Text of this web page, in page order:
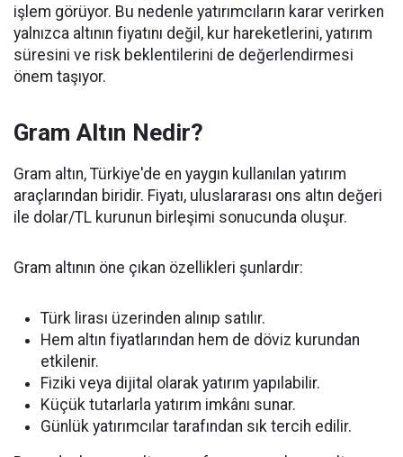
işlem görüyor. Bu nedenle yatırımcıların karar verirken
yalnızca altının fiyatını değil, kur hareketlerini, yatırım
süresini ve risk beklentilerini de değerlendirmesi
önem taşıyor.
Gram Altın Nedir?
Gram altın, Türkiye'de en yaygın kullanılan yatırım
araçlarından biridir. Fiyatı, uluslararası ons altın değeri
ile dolar/TL kurunun birleşimi sonucunda oluşur.
Gram altının öne çıkan özellikleri şunlardır:
Türk lirası üzerinden alınıp satılır.
Hem altın fiyatlarından hem de döviz kurundan
etkilenir.
Fiziki veya dijital olarak yatırım yapılabilir.
Küçük tutarlarla yatırım imkânı sunar.
Günlük yatırımcılar tarafından sık tercih edilir.